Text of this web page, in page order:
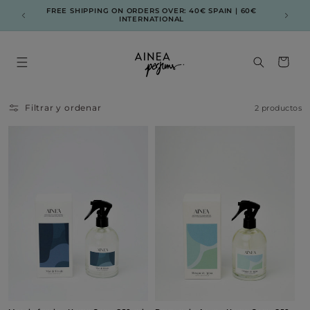
directamenteFREE SHIPPING ON ORDERS OVER: 40€ SPAIN | 60€
INTERNATIONAL
Carrito
Filtrar y ordenar 2 productos